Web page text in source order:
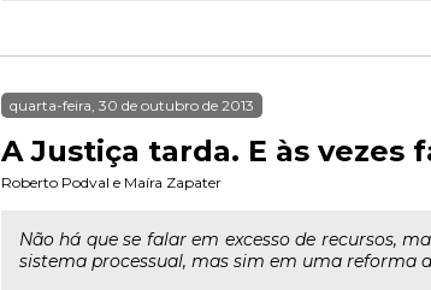
quarta-feira, 30 de outubro de 2013
A Justiça tarda. E às vezes
Roberto Podval e Maíra Zapater
Não há que se falar em excesso de recursos,
sistema processual, mas sim em uma reforma